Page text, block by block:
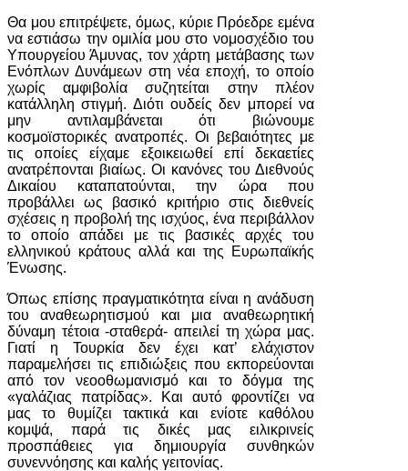
Θα μου επιτρέψετε, όμως, κύριε Πρόεδρε εμένα
να εστιάσω την ομιλία μου στο νομοσχέδιο του
Υπουργείου Άμυνας, τον χάρτη μετάβασης των
Ενόπλων Δυνάμεων στη νέα εποχή, το οποίο
χωρίς αμφιβολία συζητείται στην πλέον
κατάλληλη στιγμή. Διότι ουδείς δεν μπορεί να
μην αντιλαμβάνεται ότι βιώνουμε
κοσμοϊστορικές ανατροπές. Οι βεβαιότητες με
τις οποίες είχαμε εξοικειωθεί επί δεκαετίες
ανατρέπονται βιαίως. Οι κανόνες του Διεθνούς
Δικαίου καταπατούνται, την ώρα που
προβάλλει ως βασικό κριτήριο στις διεθνείς
σχέσεις η προβολή της ισχύος, ένα περιβάλλον
το οποίο απάδει με τις βασικές αρχές του
ελληνικού κράτους αλλά και της Ευρωπαϊκής
Ένωσης.
Όπως επίσης πραγματικότητα είναι η ανάδυση
του αναθεωρητισμού και μια αναθεωρητική
δύναμη τέτοια -σταθερά- απειλεί τη χώρα μας.
Γιατί η Τουρκία δεν έχει κατ’ ελάχιστον
παραμελήσει τις επιδιώξεις που εκπορεύονται
από τον νεοοθωμανισμό και το δόγμα της
«γαλάζιας πατρίδας». Και αυτό φροντίζει να
μας το θυμίζει τακτικά και ενίοτε καθόλου
κομψά, παρά τις δικές μας ειλικρινείς
προσπάθειες για δημιουργία συνθηκών
συνεννόησης και καλής γειτονίας.